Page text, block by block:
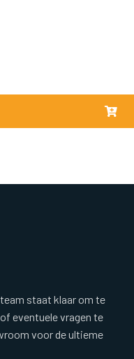
staat klaar om te
eventuele vragen te
voor de ultieme